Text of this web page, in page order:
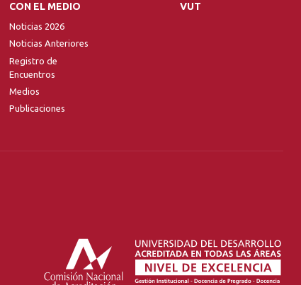
CON EL MEDIO
Noticias 2026
Noticias Anteriores
Registro de
Encuentros
Medios
Publicaciones
VUT